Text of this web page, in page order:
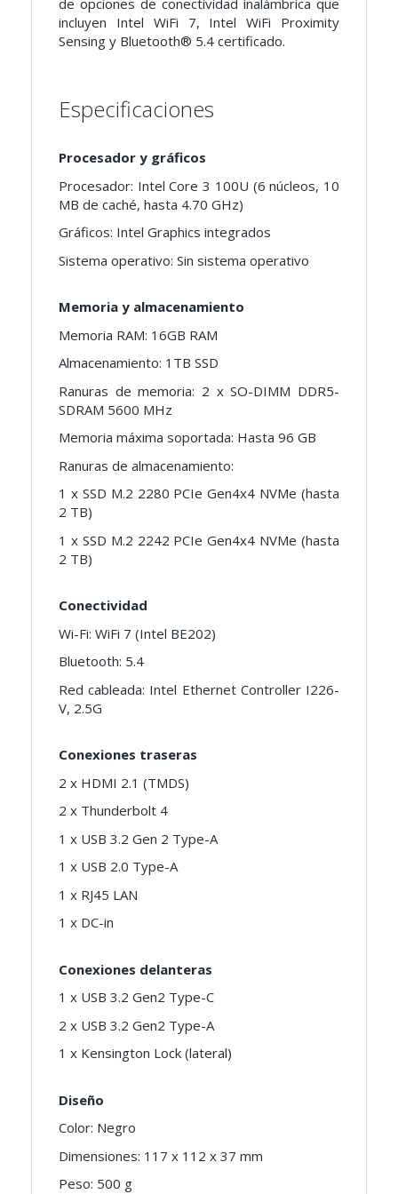
de opciones de conectividad inalámbrica que
incluyen Intel WiFi 7, Intel WiFi Proximity
Sensing y Bluetooth® 5.4 certificado.
Especificaciones
Procesador y gráficos
Procesador: Intel Core 3 100U (6 núcleos, 10
MB de caché, hasta 4.70 GHz)
Gráficos: Intel Graphics integrados
Sistema operativo: Sin sistema operativo
Memoria y almacenamiento
Memoria RAM: 16GB RAM
Almacenamiento: 1TB SSD
Ranuras de memoria: 2 x SO-DIMM DDR5-
SDRAM 5600 MHz
Memoria máxima soportada: Hasta 96 GB
Ranuras de almacenamiento:
1 x SSD M.2 2280 PCIe Gen4x4 NVMe (hasta
2 TB)
1 x SSD M.2 2242 PCIe Gen4x4 NVMe (hasta
2 TB)
Conectividad
Wi-Fi: WiFi 7 (Intel BE202)
Bluetooth: 5.4
Red cableada: Intel Ethernet Controller I226-
V, 2.5G
Conexiones traseras
2 x HDMI 2.1 (TMDS)
2 x Thunderbolt 4
1 x USB 3.2 Gen 2 Type-A
1 x USB 2.0 Type-A
1 x RJ45 LAN
1 x DC-in
Conexiones delanteras
1 x USB 3.2 Gen2 Type-C
2 x USB 3.2 Gen2 Type-A
1 x Kensington Lock (lateral)
Diseño
Color: Negro
Dimensiones: 117 x 112 x 37 mm
Peso: 500 g